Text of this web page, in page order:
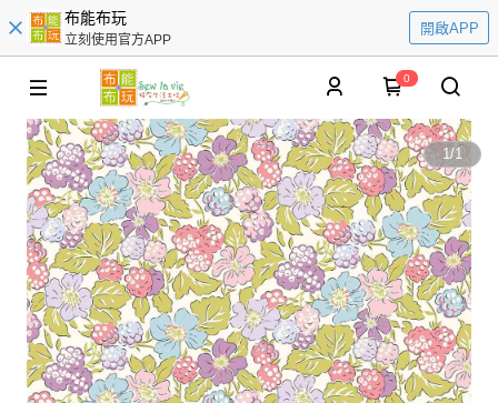
布能布玩
立刻使用官方APP
開啟APP
0
1/1